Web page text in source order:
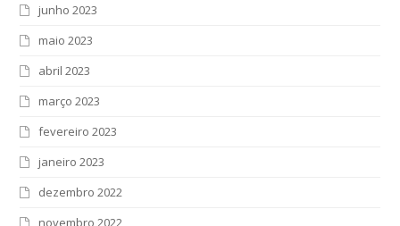
junho 2023
maio 2023
abril 2023
março 2023
fevereiro 2023
janeiro 2023
dezembro 2022
novembro 2022